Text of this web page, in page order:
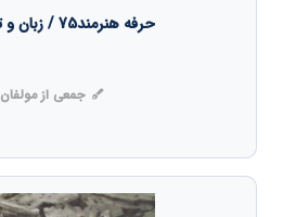
حرفه هنرمند75 / زبان و تصویر 2
جمعی از مولفان